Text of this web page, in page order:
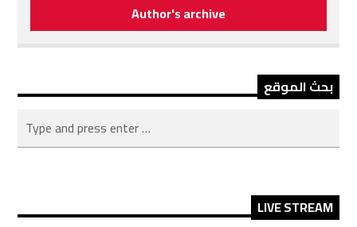
Author's archive
بحث الموقع
LIVE STREAM